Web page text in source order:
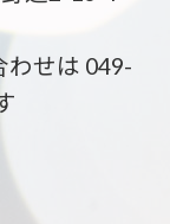
せは 049-